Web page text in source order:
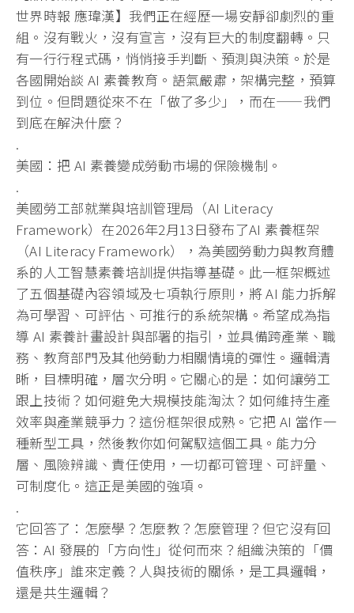
世界時報 應瑋漢】我們正在經歷一場安靜卻劇烈的重
組。沒有戰火，沒有宣言， 沒有巨大的制度翻轉。只
有一行行程式碼，悄悄接手判斷、 預測與決策。於是
各國開始談 AI 素養教育。語氣嚴肅，架構完整，預算
到位。但問題從來不在「做了多少」，而在——我們
到底在解決什麼？
.
美國：把 AI 素養變成勞動市場的保險機制。
.
美國勞工部就業與培訓管理局（AI Literacy
Framework）在2026年2月13日發布了AI 素養框架
（AI Literacy Framework）， 為美國勞動力與教育體
系的人工智慧素養培訓提供指導基礎。 此一框架概述
了五個基礎內容領域及七項執行原則，將 AI 能力拆解
為可學習、可評估、可推行的系統架構。希望成為指
導 AI 素養計畫設計與部署的指引，並具備跨產業、職
務、 教育部門及其他勞動力相關情境的彈性。邏輯清
晰，目標明確， 層次分明。它關心的是：如何讓勞工
跟上技術？ 如何避免大規模技能淘汰？如何維持生產
效率與產業競爭力？ 這份框架很成熟。它把 AI 當作一
種新型工具，然後教你如何駕馭這個工具。能力分
層、 風險辨識、責任使用，一切都可管理、可評量、
可制度化。 這正是美國的強項。
.
它回答了：怎麼學？怎麼教？怎麼管理？但它沒有回
答：AI 發展的「方向性」從何而來？組織決策的「價
值秩序」誰來定義？ 人與技術的關係，是工具邏輯，
還是共生邏輯？